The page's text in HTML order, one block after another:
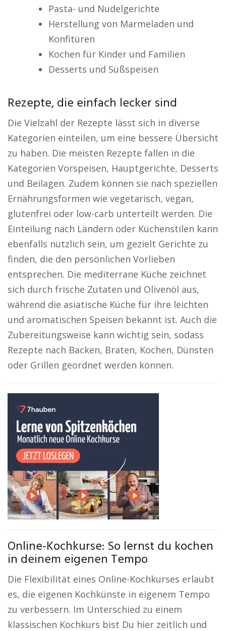
Pasta- und Nudelgerichte
Herstellung von Marmeladen und
Konfitüren
Kochen für Kinder und Familien
Desserts und Süßspeisen
Rezepte, die einfach lecker sind
Die Vielzahl der Rezepte lässt sich in diverse
Kategorien einteilen, um eine bessere Übersicht
zu haben. Die meisten Rezepte fallen in die
Kategorien Vorspeisen, Hauptgerichte, Desserts
und Beilagen. Zudem können sie nach speziellen
Ernährungsformen wie vegetarisch, vegan,
glutenfrei oder low-carb unterteilt werden. Die
Einteilung nach Ländern oder Küchenstilen kann
ebenfalls nützlich sein, um gezielt Gerichte zu
finden, die den persönlichen Vorlieben
entsprechen. Die mediterrane Küche zeichnet
sich durch frische Zutaten und Olivenöl aus,
während die asiatische Küche für ihre leichten
und aromatischen Speisen bekannt ist. Auch die
Zubereitungsweise kann wichtig sein, sodass
Rezepte nach Backen, Braten, Kochen, Dünsten
oder Grillen geordnet werden können.
Online-Kochkurse: So lernst du kochen
in deinem eigenen Tempo
Die Flexibilität eines Online-Kochkurses erlaubt
es, die eigenen Kochkünste in eigenem Tempo
zu verbessern. Im Unterschied zu einem
klassischen Kochkurs bist Du hier zeitlich und